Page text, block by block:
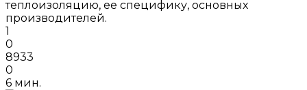
теплоизоляцию, ее специфику, основных
производителей.
1
0
8933
0
6 мин.